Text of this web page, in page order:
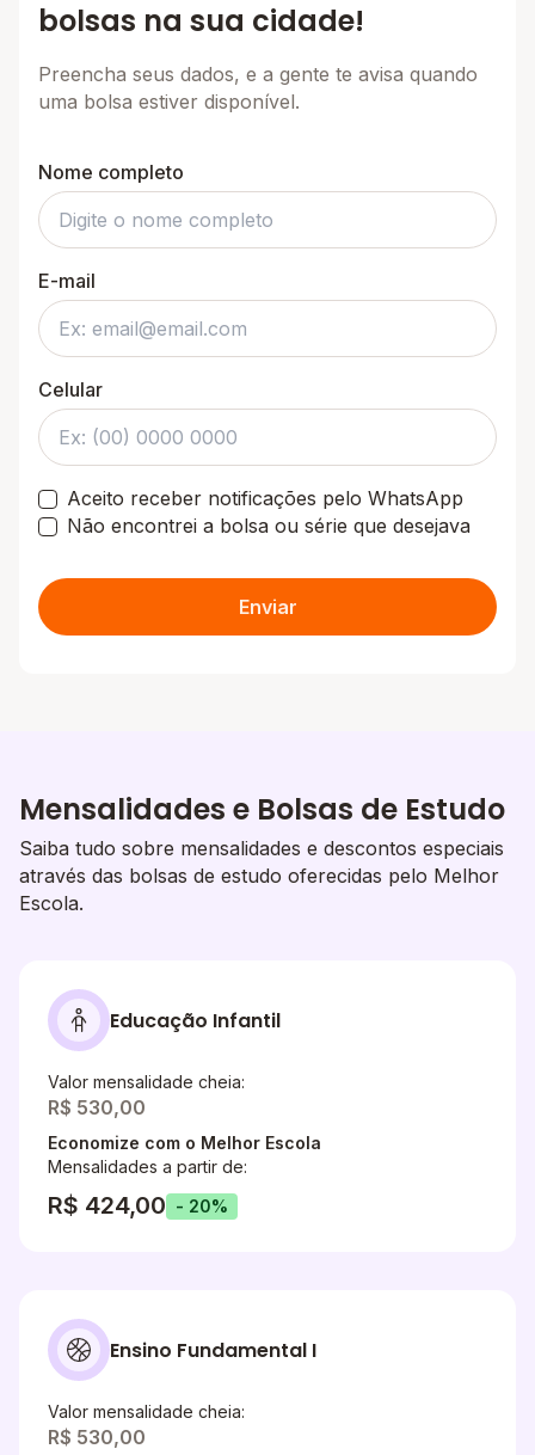
bolsas na sua cidade!
Preencha seus dados, e a gente te avisa quando
uma bolsa estiver disponível.
Nome completo
E-mail
Celular
Aceito receber notificações pelo WhatsApp
Não encontrei a bolsa ou série que desejava
Enviar
Mensalidades e Bolsas de Estudo
Saiba tudo sobre mensalidades e descontos especiais
através das bolsas de estudo oferecidas pelo Melhor
Escola.
Educação Infantil
Valor mensalidade cheia:
R$ 530,00
Economize com o Melhor Escola
Mensalidades a partir de:
R$ 424,00 - 20%
Ensino Fundamental I
Valor mensalidade cheia:
R$ 530,00